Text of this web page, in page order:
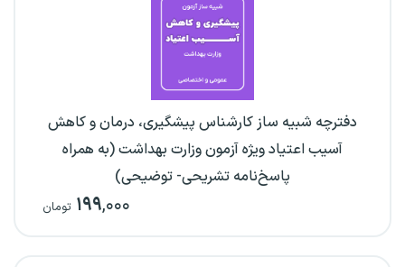
دفترچه شبیه ساز کارشناس پیشگیری، درمان و کاهش
آسیب اعتیاد ویژه آزمون وزارت بهداشت (به همراه
پاسخ‌نامه تشریحی- توضیحی)
۱۹۹,۰۰۰ تومان